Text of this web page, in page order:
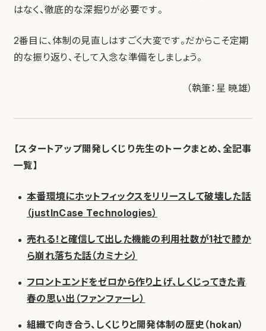
はなく、徹底的な深掘りが必要です。
2番目に、体制の見直しはすごく大変です。だからこそ定期
的な振り返り、そして入念な準備をしましょう。
（執筆：星 暁雄）
【スタートアップ開発しくじり先生のトークまとめ、全記事
一覧】
本番環境にホットフィックスをリリースして破壊した話
（justInCase Technologies）
売れる！と確信して出した機能の利用社数が1社で膝か
ら崩れ落ちた話（カミナシ）
フロントエンドをゼロから作り上げ、しくじってきた青
春の思い出（ファンファーレ）
組織で向き合う、しくじりと開発体制の歴史（hokan）